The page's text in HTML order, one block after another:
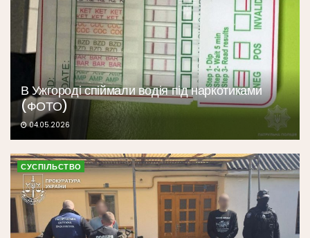
В Ужгороді спіймали водія під наркотиками
(ФОТО)
04.05.2026
СУСПІЛЬСТВО